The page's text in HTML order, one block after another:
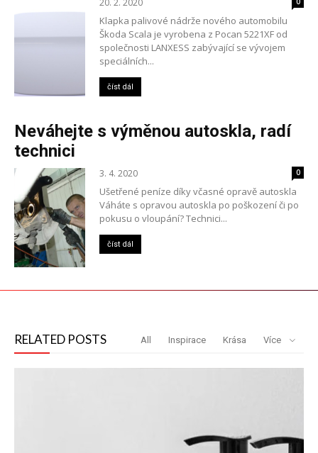
20. 2. 2020
Klapka palivové nádrže nového automobilu
Škoda Scala je vyrobena z Pocan 5221XF od
společnosti LANXESS zabývající se vývojem
speciálních...
číst dál
Neváhejte s výměnou autoskla, radí
technici
3. 4. 2020 0
Ušetřené peníze díky včasné opravě autoskla
Váháte s opravou autoskla po poškození či po
pokusu o vloupání? Technici...
číst dál
RELATED POSTS All Inspirace Krása Více